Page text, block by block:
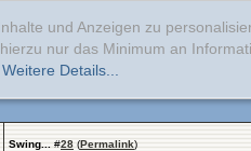
und Anzeigen zu
nur das Minimum an
Weitere Details...
Swing... #28 (Permalink)